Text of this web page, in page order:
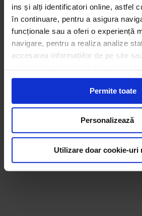
ins și alți identificatori online, astfel
în continuare, pentru a asigura
funcționale sau a oferi o experiență
navigare, pentru a realiza analize
accesarea informațiilor de pe site
acești identificatori online sunt
(cookie-uri primare), alții sunt
diferit de domeniul site-ului web pe
uri terțe). Găsiți în ferestrele Detalii
consimțământul cu privire la
Permite toate
Personalizează
Utilizare doar cookie-uri